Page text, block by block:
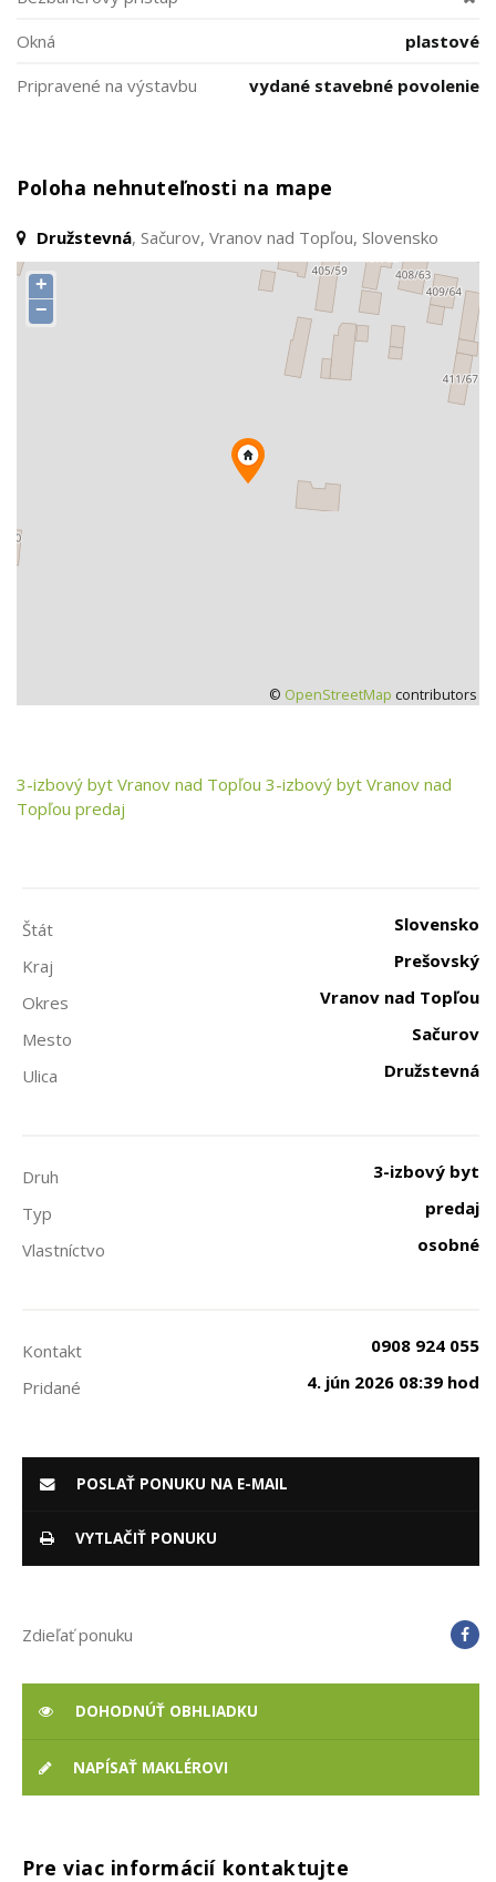
Okná
plastové
Pripravené na výstavbu
vydané stavebné povolenie
Poloha nehnuteľnosti na mape
Družstevná, Sačurov, Vranov nad Topľou, Slovensko
+
−
© OpenStreetMap contributors
3-izbový byt Vranov nad Topľou 3-izbový byt Vranov nad
Topľou predaj
Štát
Slovensko
Kraj
Prešovský
Okres
Vranov nad Topľou
Mesto
Sačurov
Ulica
Družstevná
Druh
3-izbový byt
Typ
predaj
Vlastníctvo
osobné
Kontakt
0908 924 055
Pridané
4. jún 2026 08:39 hod
POSLAŤ PONUKU NA E-MAIL
VYTLAČIŤ PONUKU
Zdieľať ponuku
DOHODNÚŤ OBHLIADKU
NAPÍSAŤ MAKLÉROVI
Pre viac informácií kontaktujte